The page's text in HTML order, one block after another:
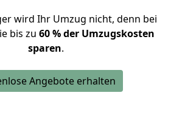
wird Ihr Umzug nicht, denn bei
bis zu 60 % der Umzugskosten
sparen.
Angebote erhalten